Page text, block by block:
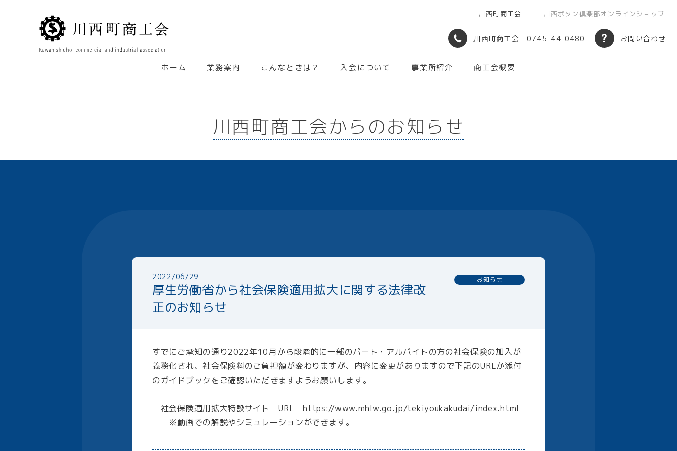
川西町商工会 川西ボタン倶楽部オンラインショップ
川西町商工会 0745-44-0480 お問い合わせ
ホーム 業務案内 こんなときは？ 入会について 事業所紹介 商工会概要
川西町商工会からのお知らせ
2022/06/29
厚生労働省から社会保険適用拡大に関する法律改
正のお知らせ
お知らせ
すでにご承知の通り2022年10月から段階的に一部のパート・アルバイトの方の社会保険の加入が
義務化され、社会保険料のご負担額が変わりますが、内容に変更がありますので下記のURLか添付
のガイドブックをご確認いただきますようお願いします。
社会保険適用拡大特設サイト URL https://www.mhlw.go.jp/tekiyoukakudai/index.html
※動画での解説やシミュレーションができます。